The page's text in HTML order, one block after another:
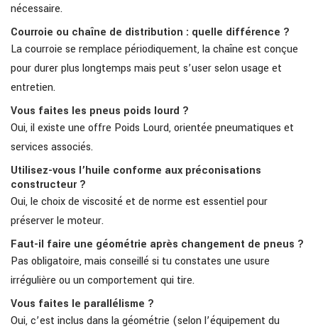
nécessaire.
Courroie ou chaîne de distribution : quelle différence ?
La courroie se remplace périodiquement, la chaîne est conçue
pour durer plus longtemps mais peut s’user selon usage et
entretien.
Vous faites les pneus poids lourd ?
Oui, il existe une offre Poids Lourd, orientée pneumatiques et
services associés.
Utilisez-vous l’huile conforme aux préconisations
constructeur ?
Oui, le choix de viscosité et de norme est essentiel pour
préserver le moteur.
Faut-il faire une géométrie après changement de pneus ?
Pas obligatoire, mais conseillé si tu constates une usure
irrégulière ou un comportement qui tire.
Vous faites le parallélisme ?
Oui, c’est inclus dans la géométrie (selon l’équipement du